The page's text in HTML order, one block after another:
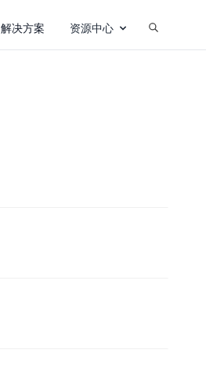
解决方案 资源中心